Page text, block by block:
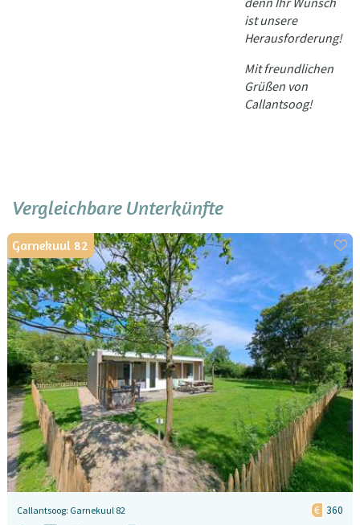
ist unsere
Herausforderung!
Mit freundlichen
Grüßen von
Callantsoog!
Vergleichbare Unterkünfte
Garnekuul 82
Callantsoog: Garnekuul 82 360